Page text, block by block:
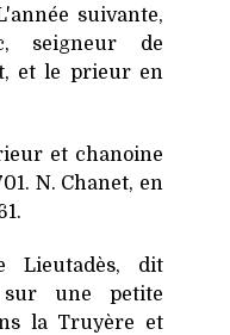
suivante,
seigneur de
et le prieur en
et chanoine
N. Chanet, en
Lieutadès, dit
une petite
la Truyère et